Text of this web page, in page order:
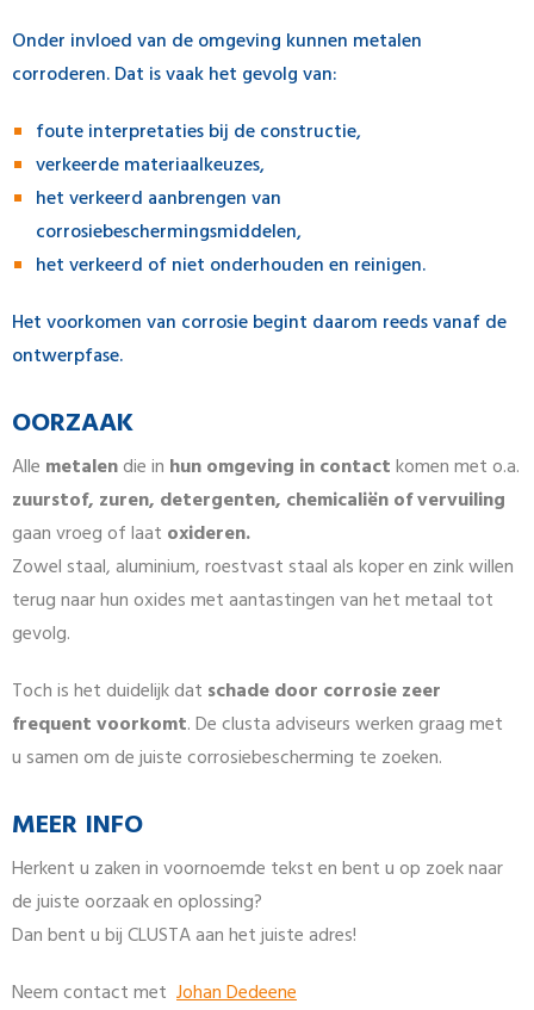
Onder invloed van de omgeving kunnen metalen
corroderen. Dat is vaak het gevolg van:
foute interpretaties bij de constructie,
verkeerde materiaalkeuzes,
het verkeerd aanbrengen van
corrosiebeschermingsmiddelen,
het verkeerd of niet onderhouden en reinigen.
Het voorkomen van corrosie begint daarom reeds vanaf de
ontwerpfase.
OORZAAK
Alle metalendie in hun omgeving in contactkomen met o.a.
zuurstof, zuren, detergenten, chemicaliën of vervuiling
gaan vroeg of laat oxideren.
Zowel staal, aluminium, roestvast staal als koper en zink willen
terug naar hun oxides met aantastingen van het metaal tot
gevolg.
Toch is het duidelijk dat schade door corrosie zeer
frequent voorkomt. De clusta adviseurs werken graag met
u samen om de juiste corrosiebescherming te zoeken.
MEER INFO
Herkent u zaken in voornoemde tekst en bent u op zoek naar
de juiste oorzaak en oplossing?
Dan bent u bij CLUSTA aan het juiste adres!
Neem contact met Johan Dedeene